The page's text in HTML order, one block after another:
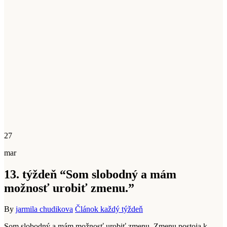
27
mar
13. týždeň “Som slobodný a mám
možnosť urobiť zmenu.”
By jarmila chudikova Článok každý týždeň